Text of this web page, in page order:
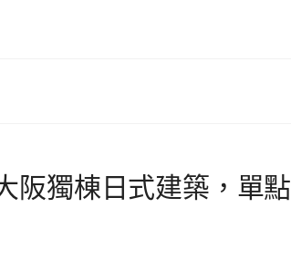
阪獨棟日式建築，單點